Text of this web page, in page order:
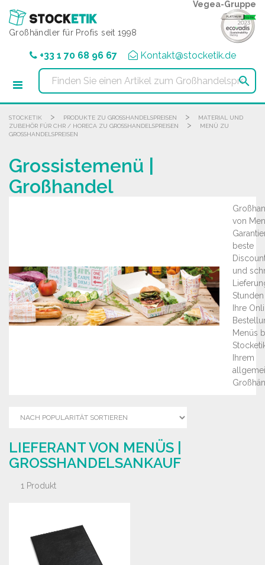
Großhändler für Profis seit 1998
Vegea-Gruppe
+33 1 70 68 96 67 Kontakt@stocketik.de

STOCKETIK > PRODUKTE ZU GROSSHANDELSPREISEN >
MATERIAL UND
ZUBEHÖR FÜR CHR / HORECA ZU GROSSHANDELSPREISEN
>
MENÜ ZU
GROSSHANDELSPREISEN
Grossistemenü |
Großhandel
von
beste
und
Ihre
Menüs
Ihrem
LIEFERANT VON MENÜS |
GROSSHANDELSANKAUF
1 Produkt